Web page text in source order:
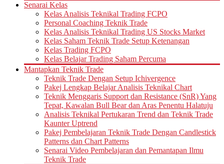
Senarai Kelas
Kelas Analisis Teknikal Trading FCPO
Personal Coaching Teknik Trade
Kelas Analisis Teknikal Trading US Stocks Market
Kelas Saham Teknik Trade Setup Ketenangan
Kelas Trading FCPO
Kelas Belajar Trading Saham Percuma
Mantapkan Teknik Trade
Teknik Trade Dengan Setup Ichivergence
Pakej Lengkap Belajar Analisis Teknikal Chart
Teknik Menggaris Support dan Resistance (SnR) Yang
Tepat, Kawalan Bull Bear dan Aras Penentu Halatuju
Analisis Teknikal Pertukaran Trend dan Teknik Trade
Kaunter Uptrend
Pakej Pembelajaran Teknik Trade Dengan Candlestick
Patterns dan Chart Patterns
Senarai Video Pembelajaran dan Pemantapan Ilmu
Teknik Trade